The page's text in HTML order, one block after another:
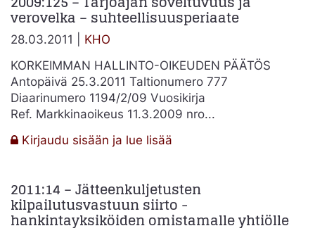
verovelka – suhteellisuusperiaate
28.03.2011 | KHO
KORKEIMMAN HALLINTO-OIKEUDEN PÄÄTÖS
Antopäivä 25.3.2011 Taltionumero 777
Diaarinumero 1194/2/09 Vuosikirja
Ref. Markkinaoikeus 11.3.2009 nro...
Kirjaudu sisään ja lue lisää
Tarjoajan
soveltuvuus
ja
2011:14 – Jätteenkuljetusten
kilpailutusvastuun siirto -
hankintayksiköiden omistamalle yhtiölle